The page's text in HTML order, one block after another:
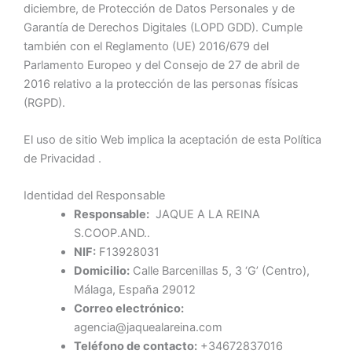
diciembre, de Protección de Datos Personales y de
Garantía de Derechos Digitales (LOPD GDD). Cumple
también con el Reglamento (UE) 2016/679 del
Parlamento Europeo y del Consejo de 27 de abril de
2016 relativo a la protección de las personas físicas
(RGPD).
El uso de sitio Web implica la aceptación de esta Política
de Privacidad .
Identidad del Responsable
Responsable:JAQUE A LA REINA
S.COOP.AND..
NIF:F13928031
Domicilio:Calle Barcenillas 5, 3 ‘G’ (Centro),
Málaga, España 29012
Correo electrónico:
agencia@jaquealareina.com
Teléfono de contacto:+34672837016